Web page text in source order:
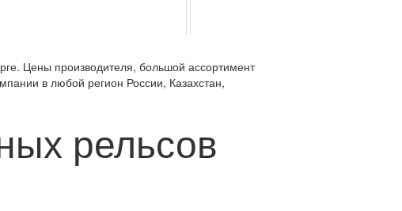
Цены производителя, большой ассортимент
в любой регион России, Казахстан,
рельсов